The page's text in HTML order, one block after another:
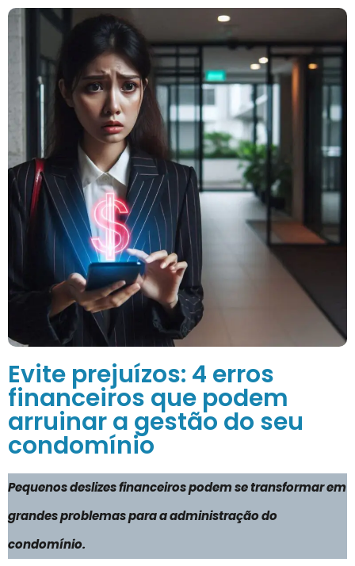
Evite prejuízos: 4 erros
financeiros que podem
arruinar a gestão do seu
condomínio
Pequenos deslizes financeiros podem se transformar em
grandes problemas para a administração do
condomínio.